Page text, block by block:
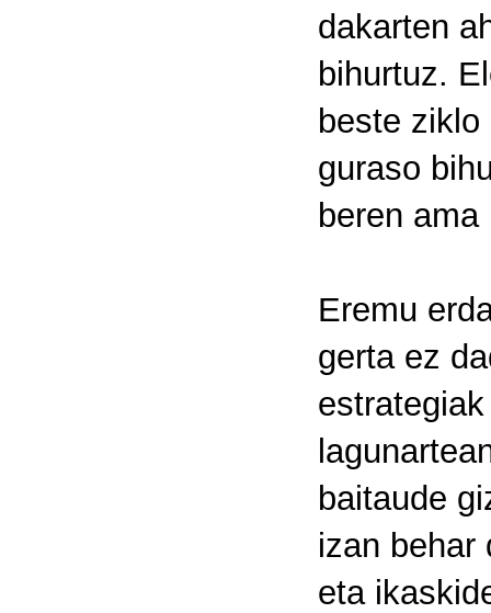
dakarten
bihurtuz.
beste
guraso
beren
Eremu
gerta ez
baitaude
izan behar
eta